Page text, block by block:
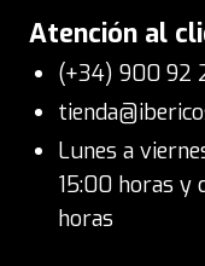
Atención al
(+34) 900 92
Lunes a
15:00 horas y
horas